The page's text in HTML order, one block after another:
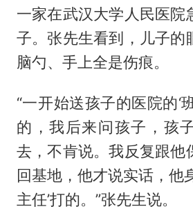
一家在武汉大学人民医院
子。张先生看到，儿子的
脑勺、手上全是伤痕。
“一开始送孩子的医院的‘
的，我后来问孩子，孩
去，不肯说。我反复跟他
回基地，他才说实话，他
主任’打的。”张先生说。